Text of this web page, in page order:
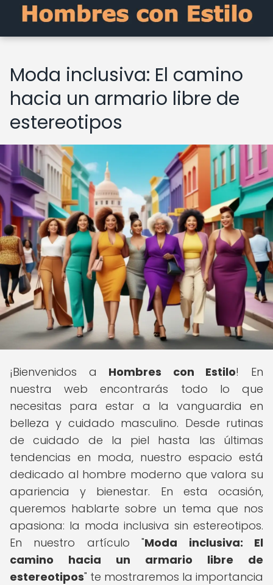
Moda inclusiva: El camino
hacia un armario libre de
estereotipos
¡Bienvenidos a Hombres con Estilo! En
nuestra web encontrarás todo lo que
necesitas para estar a la vanguardia en
belleza y cuidado masculino. Desde rutinas
de cuidado de la piel hasta las últimas
tendencias en moda, nuestro espacio está
dedicado al hombre moderno que valora su
apariencia y bienestar. En esta ocasión,
queremos hablarte sobre un tema que nos
apasiona: la moda inclusiva sin estereotipos.
En nuestro artículo "Moda inclusiva: El
camino hacia un armario libre de
estereotipos" te mostraremos la importancia